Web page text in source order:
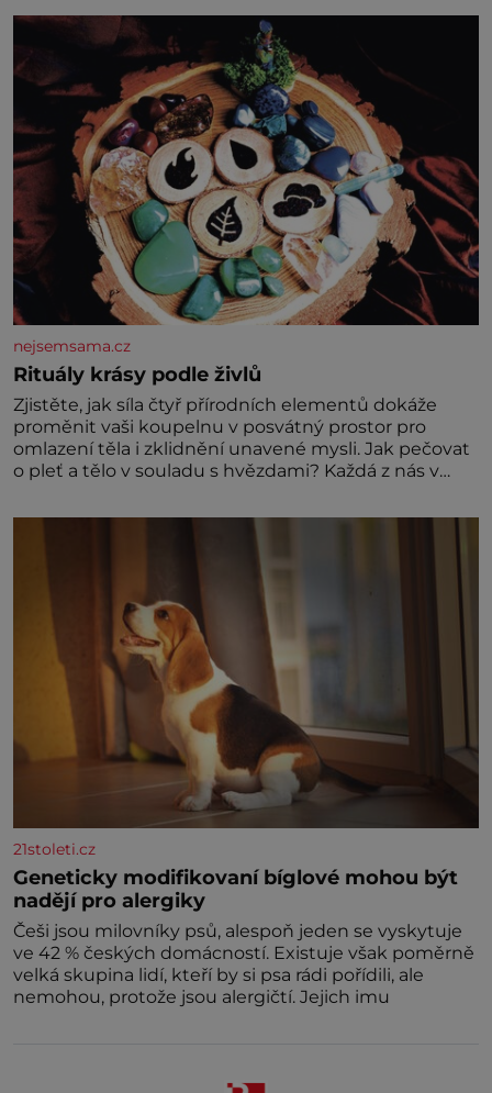
dalšími desítkami tisíc příslušnic svého včelstva,
vznikne jeden z nejdokonalejších organismů
nejsemsama.cz
Rituály krásy podle živlů
Zjistěte, jak síla čtyř přírodních elementů dokáže
proměnit vaši koupelnu v posvátný prostor pro
omlazení těla i zklidnění unavené mysli. Jak pečovat
o pleť a tělo v souladu s hvězdami? Každá z nás v
naší povaze, ale i v potřebách naší pokožky. Ohnivá
znamení Ženy narozené ve znamení Berana, Lva a
Střelce v sobě nesou žár, odvahu a neutuchající elán.
21stoleti.cz
Geneticky modifikovaní bíglové mohou být
nadějí pro alergiky
Češi jsou milovníky psů, alespoň jeden se vyskytuje
ve 42 % českých domácností. Existuje však poměrně
velká skupina lidí, kteří by si psa rádi pořídili, ale
nemohou, protože jsou alergičtí. Jejich imu